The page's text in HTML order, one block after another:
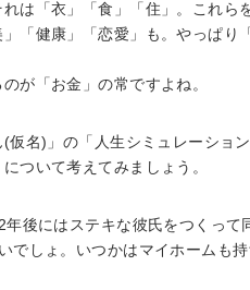
は「衣」「食」「住」。これら
」「健康」「恋愛」も。やっぱり
が「お金」の常ですよね。
仮名)」の「人生シミュレーショ
ついて考えてみましょう。
後にはステキな彼氏をつくって
でしょ。いつかはマイホームも持